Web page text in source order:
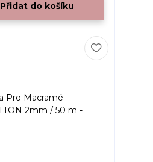
Přidat do košíku